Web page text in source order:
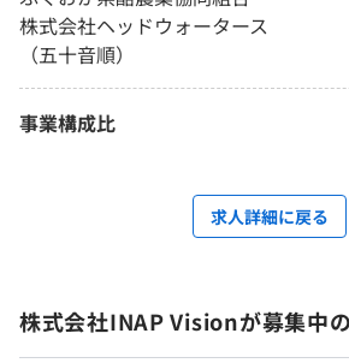
株式会社ヘッドウォータース
（五十音順）
事業構成比
求人詳細に戻る
株式会社INAP Visionが募集中